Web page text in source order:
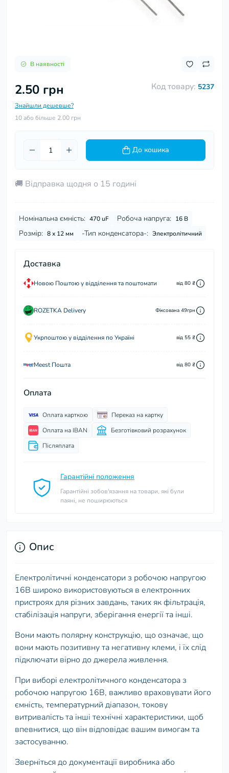
В наявності
Код товару: 5237
2.50 грн
Знайшли дешевше?
10 або більше 2.00 грн
До кошика
🚚 Відправка щодня о 15 годині
Номінальна ємність: 470 uF Робоча напруга: 16 В
Розмір: 8 х 12 мм -Тип конденсатора-: Электролітичний
Доставка
Новою Поштою у відділення та поштомати від 80 ₴
ROZETKA Delivery Фіксована 49грн
Укрпоштою у відділення по Україні від 55 ₴
Meest Пошта від 80 ₴
Оплата
Оплата карткою
Переказ на картку
Оплата на IBAN
Безготівковий розрахунок
Післяплата
Гарантійні положення
Гарантійні зобов'язання на товари, які були
паяні, не поширюються
Опис
Електролітичні конденсатори з робочою напругою
16В широко використовуються в електронних
пристроях для різних завдань, таких як фільтрація,
стабілізація напруги, зберігання енергії та інші.
Вони мають полярну конструкцію, що означає, що
вони мають позитивну та негативну клеми, і їх слід
підключати вірно до джерела живлення.
При виборі електролітичного конденсатора з
робочою напругою 16В, важливо враховувати його
ємність, температурний діапазон, токову
витривалість та інші технічні характеристики, щоб
впевнитися, що він відповідає вашим вимогам та
застосуванню.
Зверніться до документації виробника або